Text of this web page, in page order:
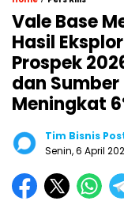
Vale Base
Hasil
Prospek
dan
Meningkat
Tim Bisnis
Senin, 6 April